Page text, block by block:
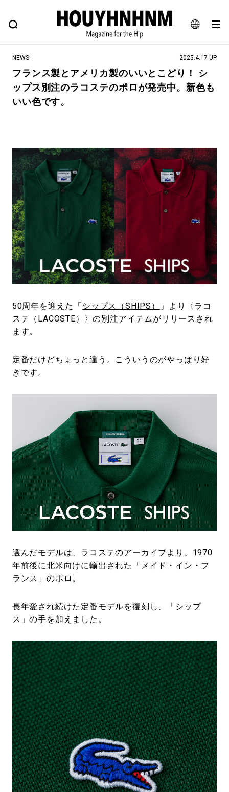
JA
EN
FEATURE BLOG SNAP
ヒップなファッション、カルチャー、ライフスタイルWEBマガジン
#注目のタグ
#NEW VINTAGE #古着サミット
#マイナーグッド図鑑 #フイナムのYouTube
#Commune H #FOCUS IT #AH.H
#ととけん #FASHION #MUSIC #MOVIE
#LIFESTYLE #SNEAKER #OUTDOOR
#HANDSOME HANDBOOK
NEWS 2025.4.17 UP
フランス製とアメリカ製のいいとこどり！ シ
ップス別注のラコステのポロが発売中。新色も
いい色です。
50周年を迎えた「 シップス（SHIPS）
」より〈ラコ
ステ（LACOSTE）〉の別注アイテムがリリースされ
ます。
定番だけどちょっと違う。こういうのがやっぱり好
きです。
選んだモデルは、ラコステのアーカイブより、1970
年前後に北米向けに輸出された「メイド・イン・フ
ランス」のポロ。
長年愛され続けた定番モデルを復刻し、「シップ
ス」の手を加えました。